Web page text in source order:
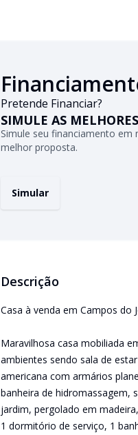
Pretende Financiar?
SIMULE AS
Simule seu financiamento
melhor proposta.
Simular
Descrição
Casa à venda em Campos do
Maravilhosa casa mobiliada
ambientes sendo sala de
americana com armários
banheira de hidromassagem,
jardim, pergolado em
1 dormitório de serviço, 1